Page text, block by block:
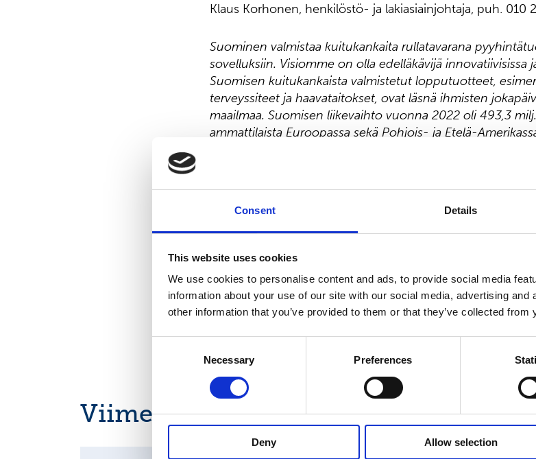
Consent Details
This website uses cookies
We use cookies to personalise content and ads, to provide social media
information about your use of our site with our social media, advertising
other information that you’ve provided to them or that they’ve collected
Necessary Preferences
Deny Allow selection
Klaus Korhonen, henkilöstö- ja lakiasiainjohtaja, puh. 010
Suominen valmistaa kuitukankaita rullatavarana
sovelluksiin. Visiomme on olla edelläkävijä innovatiivisissa
Suomisen kuitukankaista valmistetut lopputuotteet,
terveyssiteet ja haavataitokset, ovat läsnä ihmisten
maailmaa. Suomisen liikevaihto vuonna 2022 oli 493,3
ammattilaista Euroopassa sekä Pohjois- ja Etelä-
Jakelu:
Nasdaq Helsinki
www.suominen.fi
Viimeisimmät uutiset
MAJOR SHAREHOLDER ANNOUNCEMENTS, EUROPEAN
CHANGES IN SHARE CAPITAL AND VOTES,